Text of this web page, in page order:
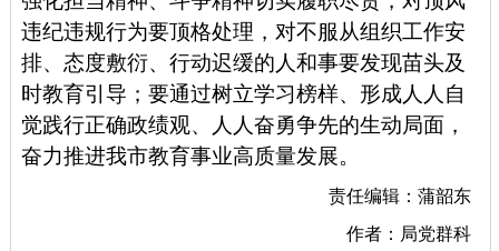
违纪违规行为要顶格处理，对不服从组织工作安
排、态度敷衍、行动迟缓的人和事要发现苗头及
时教育引导；要通过树立学习榜样、形成人人自
觉践行正确政绩观、人人奋勇争先的生动局面，
奋力推进我市教育事业高质量发展。
责任编辑：蒲韶东
作者：局党群科